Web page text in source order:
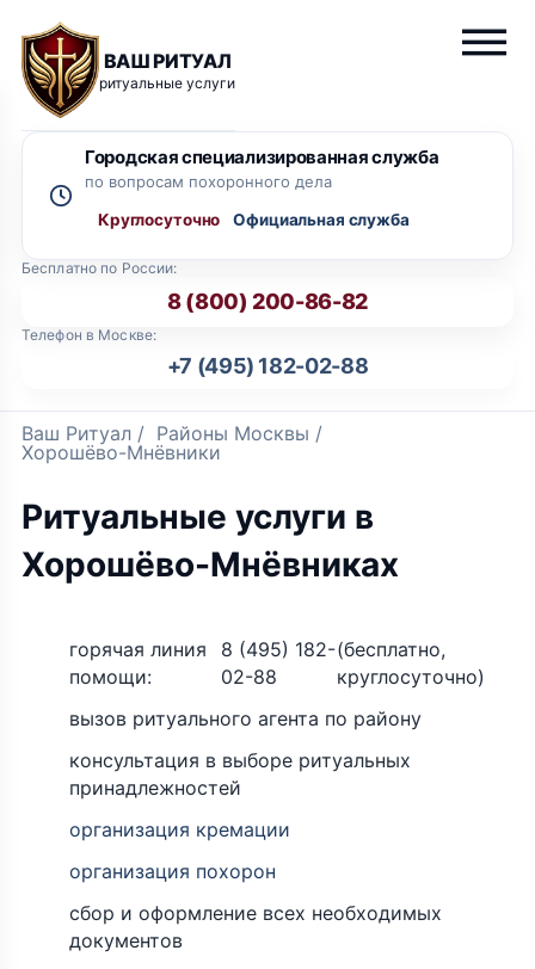
ВАШ РИТУАЛ
ритуальные услуги
Бесплатно по России:
8 (800) 200-86-82
Телефон в Москве:
+7 (495) 182-02-88
Городская специализированная служба
по вопросам похоронного дела
Круглосуточно
Ваш Ритуал / Районы Москвы /
Хорошёво-Мнёвники
Ритуальные услуги в
Хорошёво-Мнёвниках
горячая линия
помощи:
8 (495) 182-
02-88
(бесплатно,
круглосуточно)
вызов ритуального агента по району
консультация в выборе ритуальных
принадлежностей
организация кремации
организация похорон
сбор и оформление всех необходимых
документов